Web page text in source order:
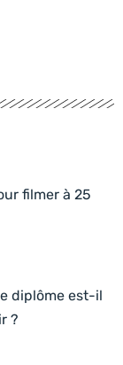
filmer à 25
diplôme est-il
?